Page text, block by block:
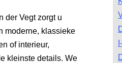
der Vegt zorgt u
moderne, klassieke
of interieur,
kleinste details. We